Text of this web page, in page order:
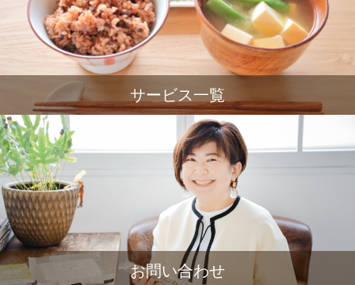
サービス一覧
お問い合わせ